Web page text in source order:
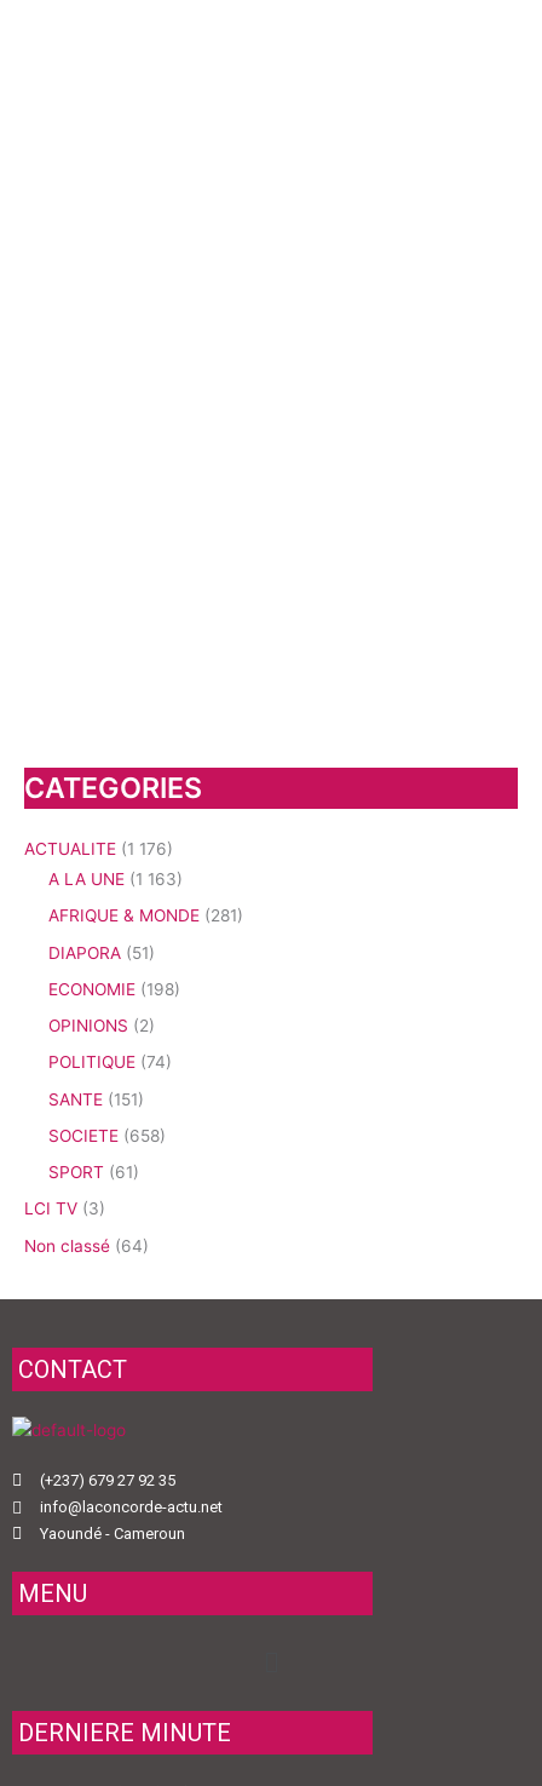
CATEGORIES
ACTUALITE (1 176)
A LA UNE (1 163)
AFRIQUE & MONDE (281)
DIAPORA (51)
ECONOMIE (198)
OPINIONS (2)
POLITIQUE (74)
SANTE (151)
SOCIETE (658)
SPORT (61)
LCI TV (3)
Non classé (64)
CONTACT
(+237) 679 27 92 35
info@laconcorde-actu.net
Yaoundé - Cameroun
MENU
DERNIERE MINUTE